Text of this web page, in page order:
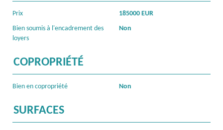
Prix
185000 EUR
Bien soumis à l'encadrement des
loyers
Non
COPROPRIÉTÉ
Bien en copropriété Non
SURFACES